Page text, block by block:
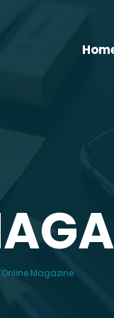
here:
Online Magazine